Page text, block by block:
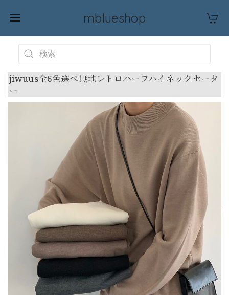
mblueshop
jiwuus全6色選べ無地レトロハーフハイネックセータ
ー